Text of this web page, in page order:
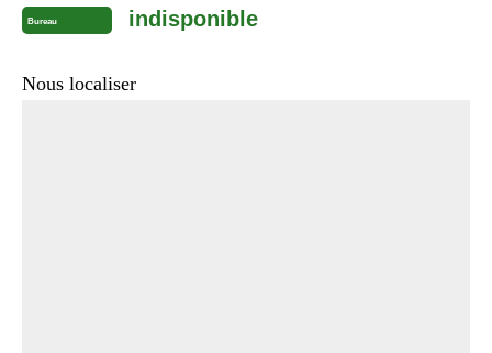
Bureau indisponible
Nous localiser